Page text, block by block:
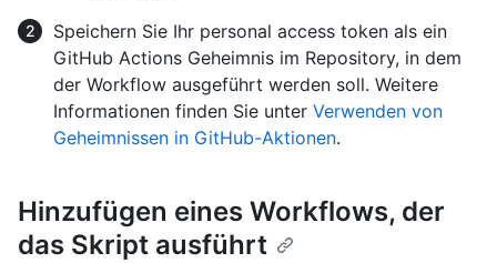
Speichern Sie Ihr personal access token als ein
GitHub Actions Geheimnis im Repository, in dem
der Workflow ausgeführt werden soll. Weitere
Informationen finden Sie unter Verwenden von
Geheimnissen in GitHub-Aktionen.
Hinzufügen eines Workflows, der
das Skript ausführt